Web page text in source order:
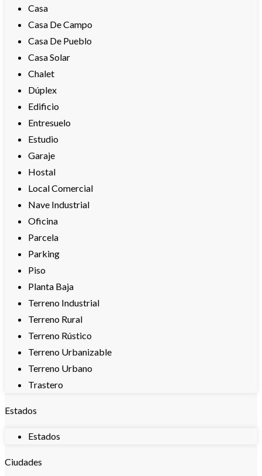
Casa
Casa De Campo
Casa De Pueblo
Casa Solar
Chalet
Dúplex
Edificio
Entresuelo
Estudio
Garaje
Hostal
Local Comercial
Nave Industrial
Oficina
Parcela
Parking
Piso
Planta Baja
Terreno Industrial
Terreno Rural
Terreno Rústico
Terreno Urbanizable
Terreno Urbano
Trastero
Estados
Estados
Ciudades